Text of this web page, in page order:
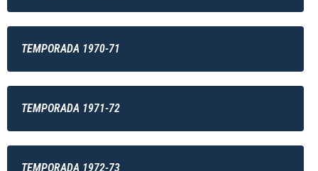
TEMPORADA 1970-71
TEMPORADA 1971-72
TEMPORADA 1972-73